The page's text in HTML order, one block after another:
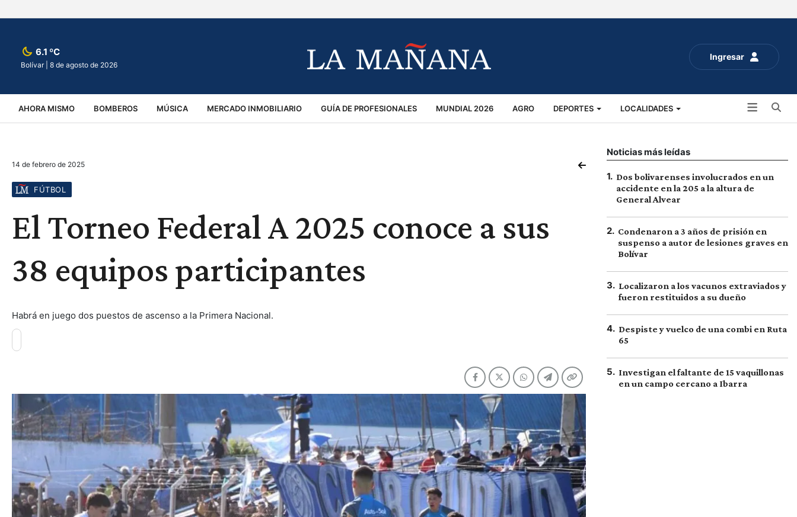
Ingresar
6.1 ºC
Bolívar | 8 de agosto de 2026
AHORA MISMO BOMBEROS MÚSICA MERCADO INMOBILIARIO GUÍA DE PROFESIONALES MUNDIAL 2026 AGRO DEPORTES LOCALIDADES
VIRALES ACCIDENTES
14 de febrero de 2025
FÚTBOL
El Torneo Federal A 2025 conoce a sus
38 equipos participantes
Habrá en juego dos puestos de ascenso a la Primera Nacional.
Noticias más leídas
1. Dos bolivarenses involucrados en un
accidente en la 205 a la altura de
General Alvear
2. Condenaron a 3 años de prisión en
suspenso a autor de lesiones graves en
Bolívar
3. Localizaron a los vacunos extraviados y
fueron restituidos a su dueño
4. Despiste y vuelco de una combi en Ruta
65
5. Investigan el faltante de 15 vaquillonas
en un campo cercano a Ibarra